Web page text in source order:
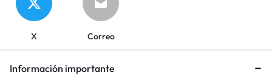
X Correo
Información importante